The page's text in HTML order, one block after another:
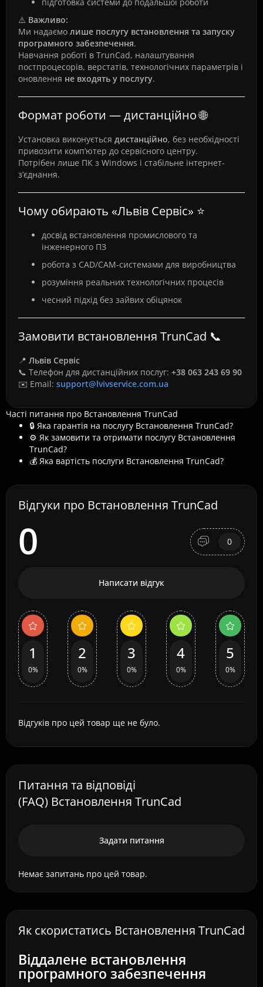
⚠️ Важливо:
Ми надаємо лише послугу встановлення та запуску
програмного забезпечення.
Навчання роботі в TrunCad, налаштування
постпроцесорів, верстатів, технологічних параметрів і
оновлення не входять у послугу.
Формат роботи — дистанційно 🌐
Установка виконується дистанційно, без необхідності
привозити комп’ютер до сервісного центру.
Потрібен лише ПК з Windows і стабільне інтернет-
з’єднання.
Чому обирають «Львів Сервіс» ⭐
досвід встановлення промислового та
інженерного ПЗ
робота з CAD/CAM-системами для виробництва
розуміння реальних технологічних процесів
чесний підхід без зайвих обіцянок
Замовити встановлення TrunCad 📞
📍 Львів Сервіс
📞 Телефон для дистанційних послуг: +38 063 243 69 90
✉️ Email: support@lvivservice.com.ua
Часті питання про Встановлення TrunCad
🔒 Яка гарантія на послугу Встановлення TrunCad?
⚙️ Як замовити та отримати послугу Встановлення
TrunCad?
💰 Яка вартість послуги Встановлення TrunCad?
Відгуки про Встановлення TrunCad
0 0
Написати відгук
1
0%
2
0%
3
0%
4
0%
5
0%
Відгуків про цей товар ще не було.
Питання та відповіді
(FAQ) Встановлення TrunCad
Задати питання
Немає запитань про цей товар.
Як скористатись Встановлення TrunCad
Віддалене встановлення
програмного забезпечення